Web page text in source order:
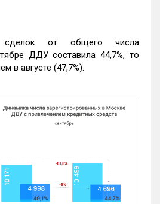
сделок от общего числа
ДДУ составила 44,7%, то
в августе (47,7%).